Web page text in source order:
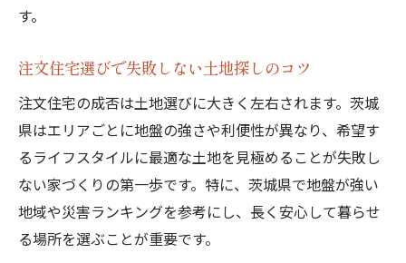
強い地盤がもたらす注文住宅の安心感とは
資金計画から建築会社選びまで徹底解説
注文住宅の資金計画で失敗しないコツ
建築会社選びで重視すべき注文住宅の実績
注文住宅の見積もり比較で注意したいポイ
ント
資金計画を立てる注文住宅段階別ガイド活
す。
注文住宅選びで失敗しない土地探しのコツ
注文住宅の成否は土地選びに大きく左右されます。茨城
県はエリアごとに地盤の強さや利便性が異なり、希望す
るライフスタイルに最適な土地を見極めることが失敗し
ない家づくりの第一歩です。特に、茨城県で地盤が強い
地域や災害ランキングを参考にし、長く安心して暮らせ
る場所を選ぶことが重要です。